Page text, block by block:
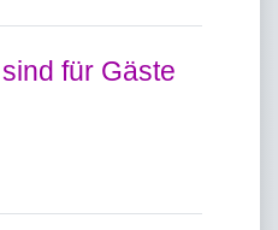
für Gäste